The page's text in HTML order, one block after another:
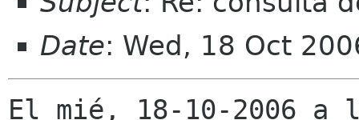
Date: Wed, 18 Oct
El mié, 18-10-2006 a